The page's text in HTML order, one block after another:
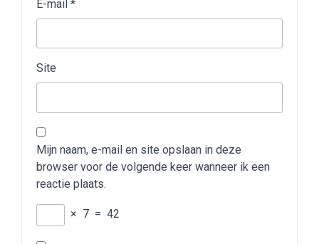
E-mail *
Site
Mijn naam, e-mail en site opslaan in deze
browser voor de volgende keer wanneer ik een
reactie plaats.
× 7 = 42